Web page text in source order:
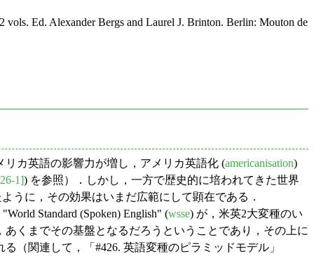
vols. Ed. Alexander Bergs and Laurel J. Brinton. Berlin: Mouton de
カ英語の影響力が増し，アメリカ英語化 (americanisation)
1]) を参照）．しかし，一方で歴史的に培われてきた世界
うに，その効果はいまだ広範にして顕在である．
Standard (Spoken) English" (wsse) が，米英2大変種のい
くまでその基盤となるだろうということであり，その上に
（関連して，「#426. 英語変種のピラミッドモデル」